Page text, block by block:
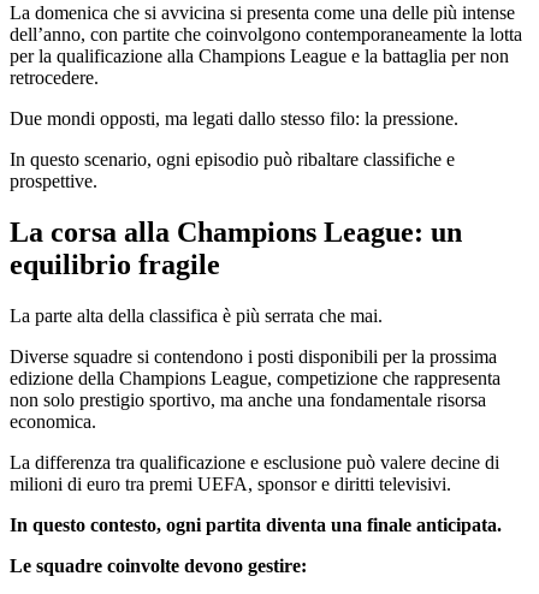
La domenica che si avvicina si presenta come una delle più intense
dell’anno, con partite che coinvolgono contemporaneamente la lotta
per la qualificazione alla Champions League e la battaglia per non
retrocedere.
Due mondi opposti, ma legati dallo stesso filo: la pressione.
In questo scenario, ogni episodio può ribaltare classifiche e
prospettive.
La corsa alla Champions League: un
equilibrio fragile
La parte alta della classifica è più serrata che mai.
Diverse squadre si contendono i posti disponibili per la prossima
edizione della Champions League, competizione che rappresenta
non solo prestigio sportivo, ma anche una fondamentale risorsa
economica.
La differenza tra qualificazione e esclusione può valere decine di
milioni di euro tra premi UEFA, sponsor e diritti televisivi.
In questo contesto, ogni partita diventa una finale anticipata.
Le squadre coinvolte devono gestire: